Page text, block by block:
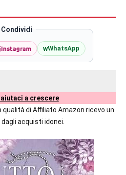
Condividi
iInstagram wWhatsApp
aiutaci a crescere
qualità di Affiliato Amazon ricevo un
acquisti idonei.